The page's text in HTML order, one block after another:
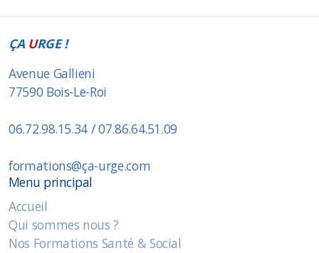
ÇA URGE !
Avenue Gallieni
77590 Bois-Le-Roi
06.72.98.15.34 / 07.86.64.51.09
formations@ça-urge.com
Menu principal
Accueil
Qui sommes nous ?
Nos Formations Santé & Social